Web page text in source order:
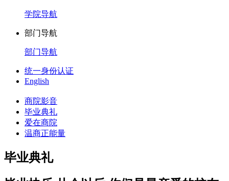
学院导航
部门导航
部门导航
统一身份认证
English
商院影音
毕业典礼
爱在商院
温商正能量
毕业典礼